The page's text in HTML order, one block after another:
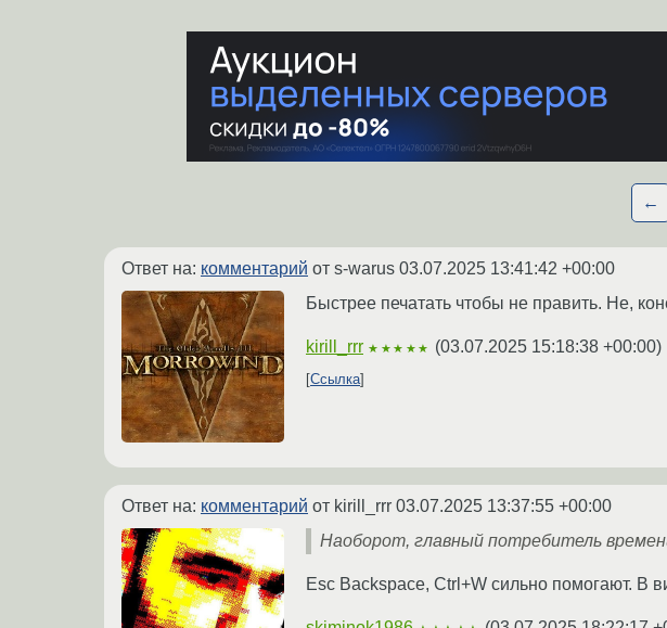
←
Ответ на: комментарий от s-warus 03.07.2025 13:41:42 +00:00
Быстрее печатать чтобы не править. Не,
kirill_rrr ★★★★★ (03.07.2025 15:18:38 +00:00)
Ссылка
Ответ на: комментарий от kirill_rrr 03.07.2025 13:37:55 +00:00
Наоборот, главный потребитель
Esc Backspace, Ctrl+W сильно помогают. В